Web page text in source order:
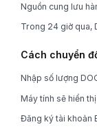
Nguồn cung lưu
Trong 24 giờ qua,
Cách chuyển
Nhập số lượng
Máy tính sẽ hiển
Đăng ký tài khoản